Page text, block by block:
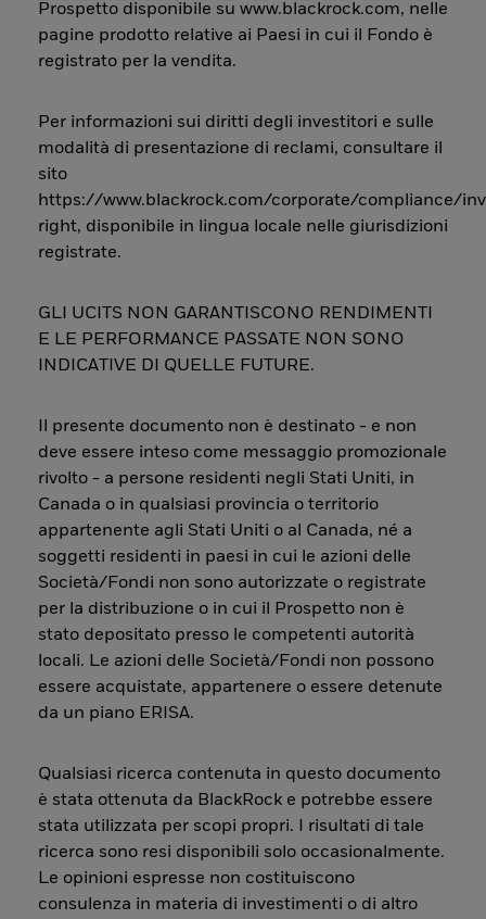
Prospetto disponibile su www.blackrock.com, nelle
pagine prodotto relative ai Paesi in cui il Fondo è
registrato per la vendita.
Per informazioni sui diritti degli investitori e sulle
modalità di presentazione di reclami, consultare il
sito
https://www.blackrock.com/corporate/compliance/
right, disponibile in lingua locale nelle giurisdizioni
registrate.
GLI UCITS NON GARANTISCONO RENDIMENTI
E LE PERFORMANCE PASSATE NON SONO
INDICATIVE DI QUELLE FUTURE.
Il presente documento non è destinato - e non
deve essere inteso come messaggio promozionale
rivolto - a persone residenti negli Stati Uniti, in
Canada o in qualsiasi provincia o territorio
appartenente agli Stati Uniti o al Canada, né a
soggetti residenti in paesi in cui le azioni delle
Società/Fondi non sono autorizzate o registrate
per la distribuzione o in cui il Prospetto non è
stato depositato presso le competenti autorità
locali. Le azioni delle Società/Fondi non possono
essere acquistate, appartenere o essere detenute
da un piano ERISA.
Qualsiasi ricerca contenuta in questo documento
è stata ottenuta da BlackRock e potrebbe essere
stata utilizzata per scopi propri. I risultati di tale
ricerca sono resi disponibili solo occasionalmente.
Le opinioni espresse non costituiscono
consulenza in materia di investimenti o di altro